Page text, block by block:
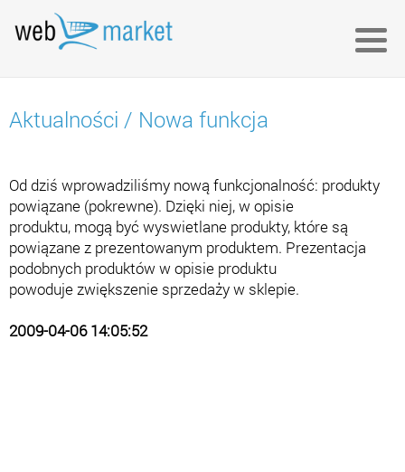
Aktualności / Nowa funkcja
Od dziś wprowadziliśmy nową funkcjonalność: produkty
powiązane (pokrewne). Dzięki niej, w opisie
produktu, mogą być wyswietlane produkty, które są
powiązane z prezentowanym produktem. Prezentacja
podobnych produktów w opisie produktu
powoduje zwiększenie sprzedaży w sklepie.
2009-04-06 14:05:52